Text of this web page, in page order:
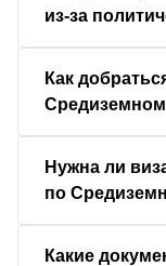
из-за
Как
Нужна ли
по
Какие